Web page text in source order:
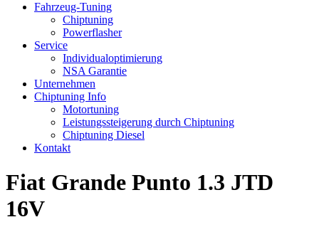
Fahrzeug-Tuning
Chiptuning
Powerflasher
Service
Individualoptimierung
NSA Garantie
Unternehmen
Chiptuning Info
Motortuning
Leistungssteigerung durch Chiptuning
Chiptuning Diesel
Kontakt
Fiat Grande Punto 1.3 JTD
16V